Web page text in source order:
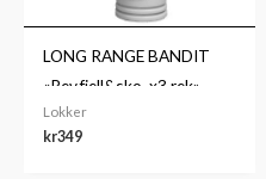
LONG RANGE BANDIT
«Rev,fjell&sko. x3 rek»
Lokker
kr349